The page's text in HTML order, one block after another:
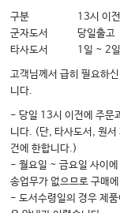
P23_의식장애
P24_팔다리근육힘 약화
P26_불안
P27_수면장애
P28_황달
P29_이상지질혈증
구분 13시 이전
군자도서
당일출고
타사도서
1일 ~ 2
고객님께서 급히 필요하
니다.
- 당일 13시 이전에 주문
니다. (단, 타사도서, 원서
건에 한합니다.)
- 월요일 ~ 금요일 사이에
송업무가 없으므로 구매
- 도서수령일의 경우 제